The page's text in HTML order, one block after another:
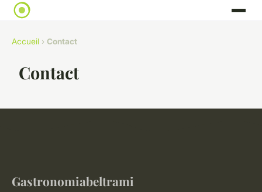
Accueil › Contact
Contact
Gastronomiabeltrami